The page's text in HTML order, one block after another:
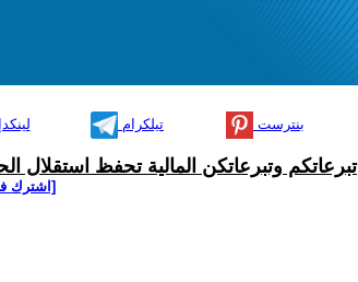
تيلكرام بنترست
تبرعاتكم وتبرعاتكن المالية تحفظ استقلال
[اشترك